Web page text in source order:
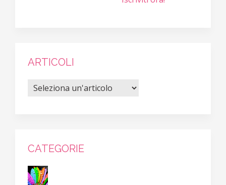
ARTICOLI
CATEGORIE